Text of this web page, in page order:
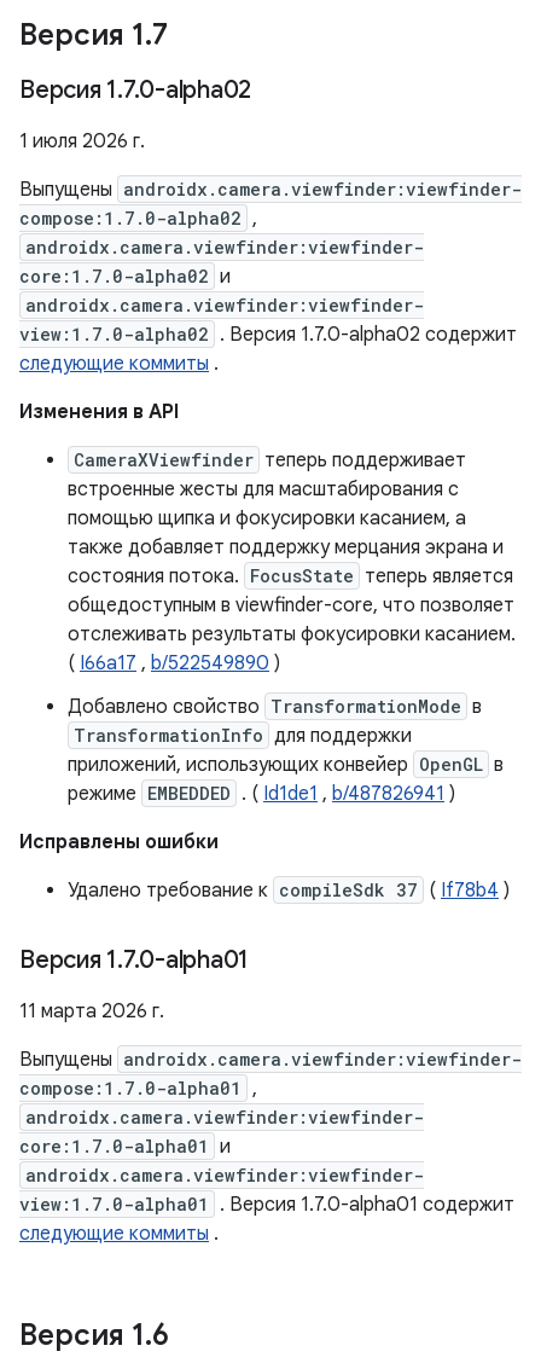
Версия 1.7
Версия 1.7.0-alpha02
1 июля 2026 г.
Выпущены androidx.camera.viewfinder:viewfinder-
compose:1.7.0-alpha02 ,
androidx.camera.viewfinder:viewfinder-
core:1.7.0-alpha02 и
androidx.camera.viewfinder:viewfinder-
view:1.7.0-alpha02 . Версия 1.7.0-alpha02 содержит
следующие коммиты .
Изменения в API
CameraXViewfinder теперь поддерживает
встроенные жесты для масштабирования с
помощью щипка и фокусировки касанием, а
также добавляет поддержку мерцания экрана и
состояния потока. FocusState теперь является
общедоступным в viewfinder-core, что позволяет
отслеживать результаты фокусировки касанием.
( I66a17 , b/522549890 )
Добавлено свойство TransformationMode в
TransformationInfo для поддержки
приложений, использующих конвейер OpenGL в
режиме EMBEDDED . ( Id1de1 , b/487826941 )
Исправлены ошибки
Удалено требование к compileSdk 37 ( If78b4 )
Версия 1.7.0-alpha01
11 марта 2026 г.
Выпущены androidx.camera.viewfinder:viewfinder-
compose:1.7.0-alpha01
,
androidx.camera.viewfinder:viewfinder-
core:1.7.0-alpha01
и
androidx.camera.viewfinder:viewfinder-
view:1.7.0-alpha01
. Версия 1.7.0-alpha01 содержит
следующие коммиты .
Версия 1.6